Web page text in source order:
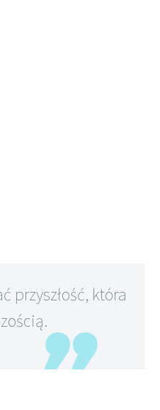
przyszłość, która